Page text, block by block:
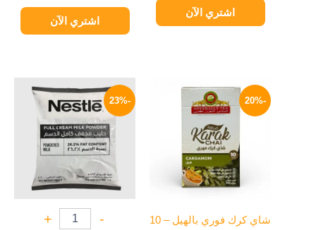
اشتري الآن
اشتري الآن
-20%
شاي كرك فوري بالهيل – 10
من
خلال
هناك
العديد
من
المختلفة
المنتج.
اختيار
-23%
-
+
الأصلي
هو:
390 EGP.
الحالي
هو:
299 EGP.